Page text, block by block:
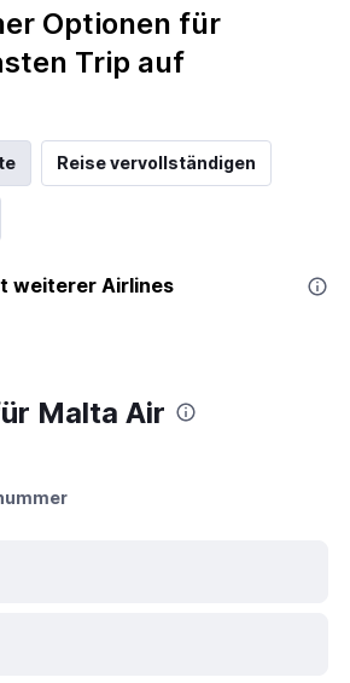
Optionen für
Trip auf
Reise vervollständigen
weiterer Airlines
Malta Air